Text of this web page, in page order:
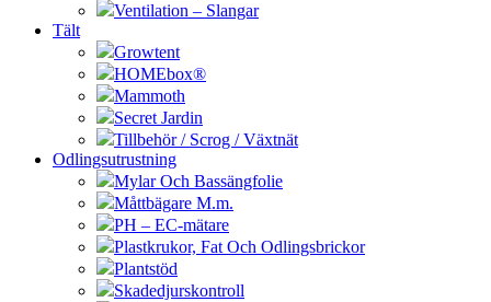
Ventilation – Slangar
Tält
Growtent
HOMEbox®
Mammoth
Secret Jardin
Tillbehör / Scrog / Växtnät
Odlingsutrustning
Mylar Och Bassängfolie
Måttbägare M.m.
PH – EC-mätare
Plastkrukor, Fat Och Odlingsbrickor
Plantstöd
Skadedjurskontroll